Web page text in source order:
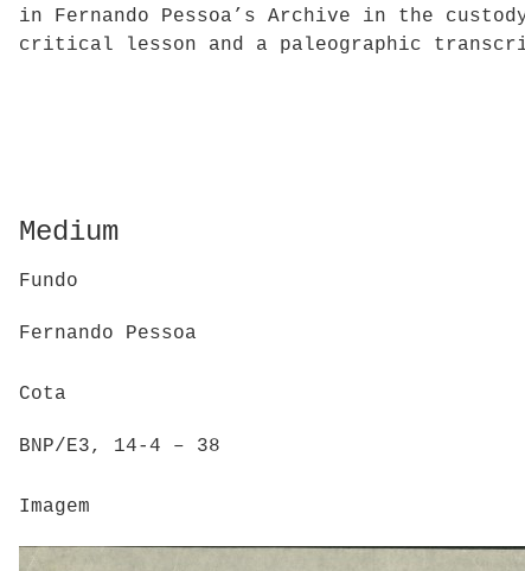
in Fernando Pessoa’s Archive in the
critical lesson and a paleographic
Medium
Fundo
Fernando Pessoa
Cota
BNP/E3, 14-4 – 38
Imagem